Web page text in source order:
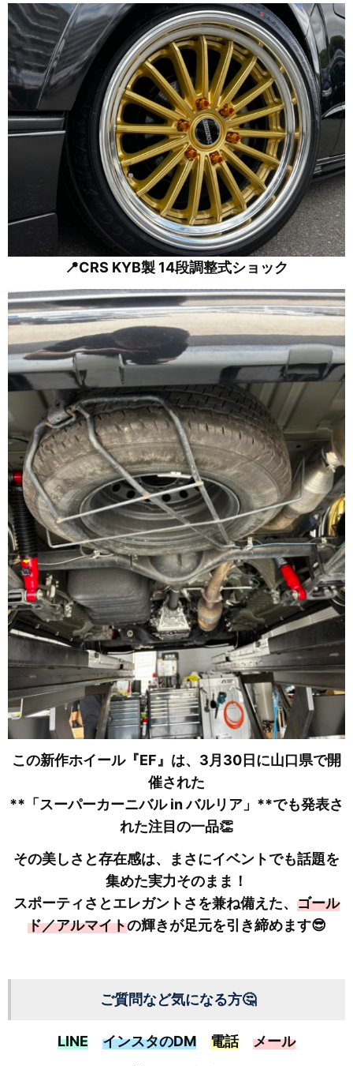
📍CRS KYB製 14段調整式ショック
この新作ホイール『EF』は、3月30日に山口県で開
催された
**「スーパーカーニバル in バルリア」**でも発表さ
れた注目の一品👏
その美しさと存在感は、まさにイベントでも話題を
集めた実力そのまま！
スポーティさとエレガントさを兼ね備えた、 ゴール
ド／アルマイトの輝きが足元を引き締めます😎
ご質問など気になる方🤔
LINE インスタのDM 電話
メール